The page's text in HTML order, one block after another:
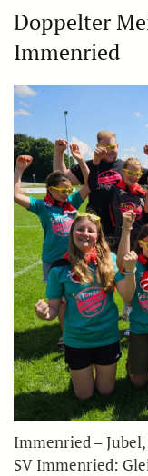
Doppelter
Immenried
Immenried –
SV Immenried: